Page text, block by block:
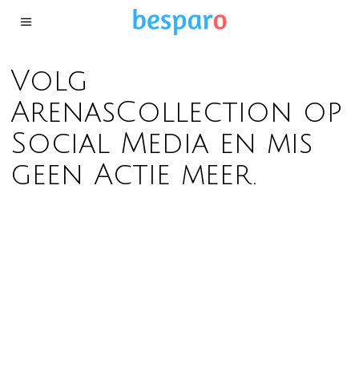
Volg
ArenasCollection op
Social Media en mis
geen Actie meer.